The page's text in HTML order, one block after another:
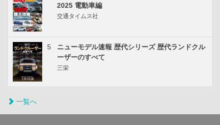
2025 電動車編
交通タイムス社
5
ニューモデル速報 歴代シリーズ 歴代ランドクル
ーザーのすべて
三栄
一覧へ